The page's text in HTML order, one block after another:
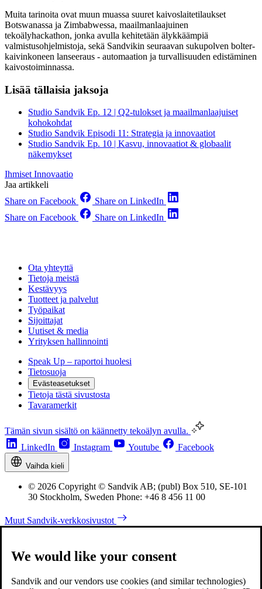
Muita tarinoita ovat muun muassa suuret kaivoslaitetilaukset
Botswanassa ja Zimbabwessa, maailmanlaajuinen
tekoälyhackathon, jonka avulla kehitetään älykkäämpiä
valmistusohjelmistoja, sekä Sandvikin seuraavan sukupolven bolter-
kaivinkoneen lanseeraus - automaation ja turvallisuuden edistäminen
kaivostoiminnassa.
Lisää tällaisia jaksoja
Studio Sandvik Ep. 12 | Q2-tulokset ja maailmanlaajuiset
kohokohdat
Studio Sandvik Episodi 11: Strategia ja innovaatiot
Studio Sandvik Ep. 10 | Kasvu, innovaatiot & globaalit
näkemykset
Ihmiset Innovaatio
Jaa artikkeli
Share on Facebook
Share on LinkedIn
Share on Facebook
Share on LinkedIn
Ota yhteyttä
Tietoja meistä
Kestävyys
Tuotteet ja palvelut
Työpaikat
Sijoittajat
Uutiset & media
Yrityksen hallinnointi
Speak Up – raportoi huolesi
Tietosuoja
Evästeasetukset
Tietoja tästä sivustosta
Tavaramerkit
Tämän sivun sisältö on käännetty tekoälyn avulla.
LinkedIn
Instagram Youtube Facebook
Vaihda kieli
© 2026 Copyright © Sandvik AB; (publ) Box 510, SE-101
30 Stockholm, Sweden Phone: +46 8 456 11 00
Muut Sandvik-verkkosivustot
We would like your consent
Sandvik and our vendors use cookies (and similar technologies)